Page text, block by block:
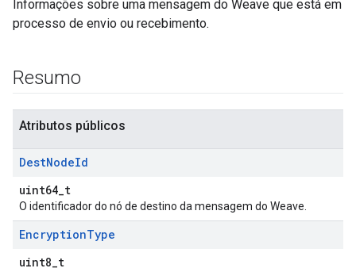
Informações sobre uma mensagem do Weave que está em
processo de envio ou recebimento.
Resumo
Atributos públicos
DestNodeId
uint64_t
O identificador do nó de destino da mensagem do Weave.
EncryptionType
uint8_t